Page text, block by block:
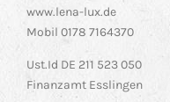
www.lena-lux.de
Mobil 0178 7164370
Ust.Id DE 211 523 050
Finanzamt Esslingen